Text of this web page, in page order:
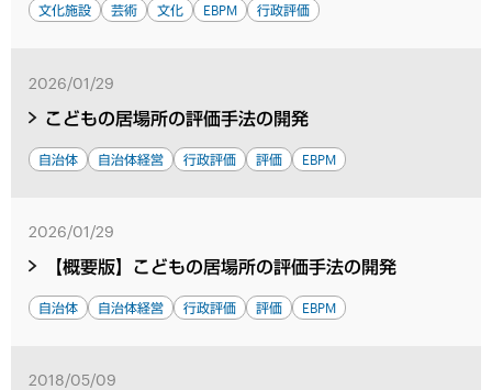
文化施設 芸術 文化 EBPM 行政評価
2026/01/29
こどもの居場所の評価手法の開発
自治体 自治体経営 行政評価 評価 EBPM
2026/01/29
【概要版】こどもの居場所の評価手法の開発
自治体 自治体経営 行政評価 評価 EBPM
2018/05/09